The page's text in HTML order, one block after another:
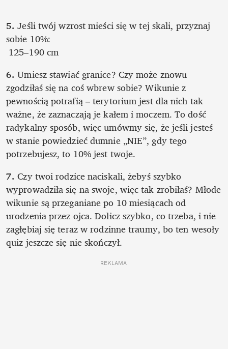
5. Jeśli twój wzrost mieści się w tej skali, przyznaj
sobie 10%:
125–190 cm
6. Umiesz stawiać granice? Czy może znowu
zgodziłaś się na coś wbrew sobie? Wikunie z
pewnością potrafią – terytorium jest dla nich tak
ważne, że zaznaczają je kałem i moczem. To dość
radykalny sposób, więc umówmy się, że jeśli jesteś
w stanie powiedzieć dumnie „NIE”, gdy tego
potrzebujesz, to 10% jest twoje.
7. Czy twoi rodzice naciskali, żebyś szybko
wyprowadziła się na swoje, więc tak zrobiłaś? Młode
wikunie są przeganiane po 10 miesiącach od
urodzenia przez ojca. Dolicz szybko, co trzeba, i nie
zagłębiaj się teraz w rodzinne traumy, bo ten wesoły
quiz jeszcze się nie skończył.
REKLAMA